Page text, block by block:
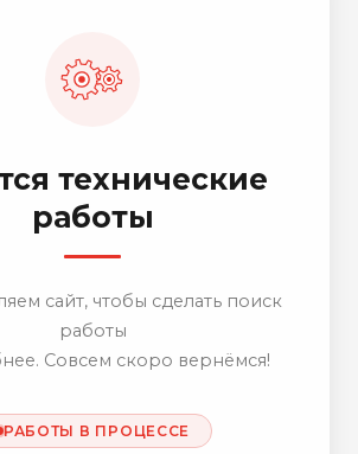
технические
работы
сайт, чтобы сделать поиск
работы
Совсем скоро вернёмся!
РАБОТЫ В ПРОЦЕССЕ